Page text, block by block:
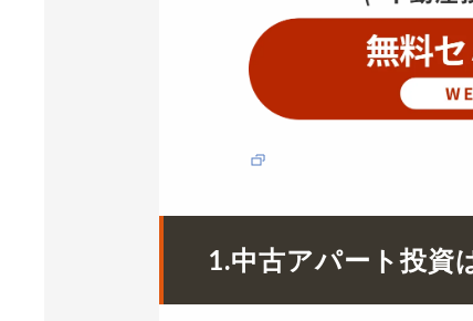
1.中古アパート投資